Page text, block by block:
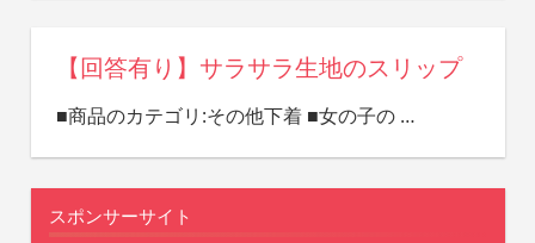
【回答有り】サラサラ生地のスリップ
■商品のカテゴリ:その他下着 ■女の子の …
スポンサーサイト